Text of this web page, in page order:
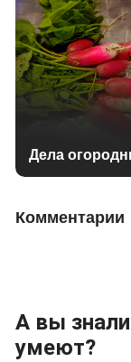
Дела
Комментарии
А вы
умеют?